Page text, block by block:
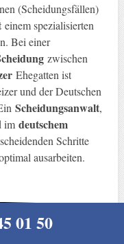
(Scheidungsfällen)
einem spezialisierten
Bei einer
zwischen
Ehegatten ist
und der Deutschen
Scheidungsanwalt,
im deutschem
Schritte
ausarbeiten.
01 50